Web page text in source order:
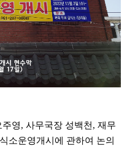
영, 사무국장 성백천, 재무
소운영개시에 관하여 논의